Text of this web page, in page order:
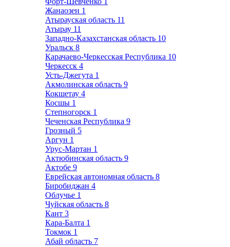
Жанаозен 1
Атырауская область 11
Атырау 11
Западно-Казахстанская область 10
Уральск 8
Карачаево-Черкесская Республика 10
Черкесск 4
Усть-Джегута 1
Акмолинская область 9
Кокшетау 4
Косшы 1
Степногорск 1
Чеченская Республика 9
Грозный 5
Аргун 1
Урус-Мартан 1
Актюбинская область 9
Актобе 9
Еврейская автономная область 8
Биробиджан 4
Облучье 1
Чуйская область 8
Кант 3
Кара-Балта 1
Токмок 1
Абай область 7